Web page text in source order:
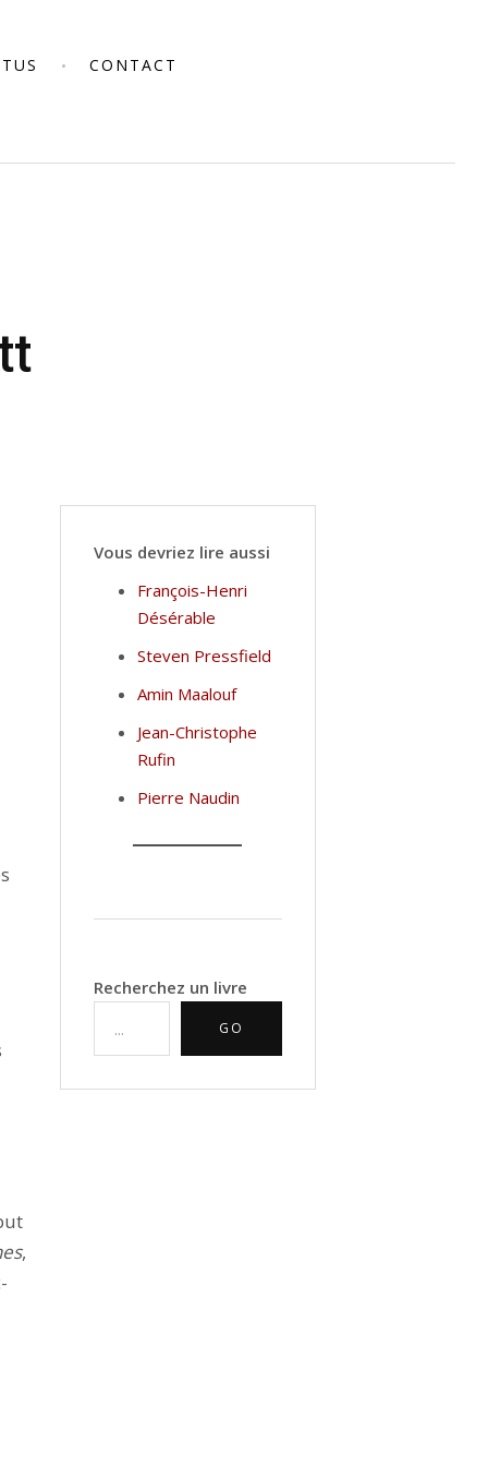
CONTACT
,
Vous devriez lire aussi
François-Henri
Désérable
Steven Pressfield
Amin Maalouf
Jean-Christophe
Rufin
Pierre Naudin
Recherchez un livre
GO